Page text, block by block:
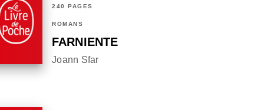
240 PAGES
ROMANS
FARNIENTE
Joann Sfar